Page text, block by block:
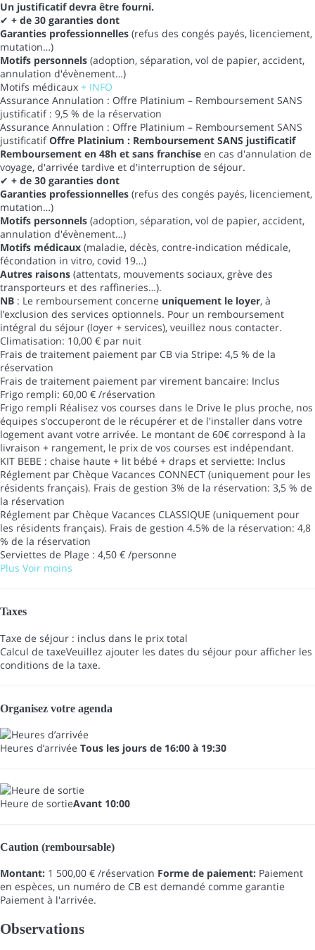
Un justificatif devra être fourni.
✔ + de 30 garanties dont
Garanties professionnelles (refus des congés payés, licenciement,
mutation…)
Motifs personnels (adoption, séparation, vol de papier, accident,
annulation d'évènement…)
Motifs médicaux + INFO
Assurance Annulation : Offre Platinium – Remboursement SANS
justificatif : 9,5 % de la réservation
Assurance Annulation : Offre Platinium – Remboursement SANS
justificatifOffre Platinium : Remboursement SANS justificatif
Remboursement en 48h et sans franchise en cas d'annulation de
voyage, d'arrivée tardive et d'interruption de séjour.
✔ + de 30 garanties dont
Garanties professionnelles (refus des congés payés, licenciement,
mutation…)
Motifs personnels (adoption, séparation, vol de papier, accident,
annulation d'évènement…)
Motifs médicaux (maladie, décès, contre-indication médicale,
fécondation in vitro, covid 19…)
Autres raisons (attentats, mouvements sociaux, grève des
transporteurs et des raffineries…).
NB : Le remboursement concerne uniquement le loyer, à
l’exclusion des services optionnels. Pour un remboursement
intégral du séjour (loyer + services), veuillez nous contacter.
Climatisation: 10,00 € par nuit
Frais de traitement paiement par CB via Stripe: 4,5 % de la
réservation
Frais de traitement paiement par virement bancaire: Inclus
Frigo rempli: 60,00 € /réservation
Frigo rempli Réalisez vos courses dans le Drive le plus proche, nos
équipes s’occuperont de le récupérer et de l'installer dans votre
logement avant votre arrivée. Le montant de 60€ correspond à la
livraison + rangement, le prix de vos courses est indépendant.
KIT BEBE : chaise haute + lit bébé + draps et serviette: Inclus
Réglement par Chèque Vacances CONNECT (uniquement pour les
résidents français). Frais de gestion 3% de la réservation: 3,5 % de
la réservation
Réglement par Chèque Vacances CLASSIQUE (uniquement pour
les résidents français). Frais de gestion 4.5% de la réservation: 4,8
% de la réservation
Serviettes de Plage : 4,50 € /personne
Plus Voir moins
Taxes
Taxe de séjour : inclus dans le prix total
Calcul de taxeVeuillez ajouter les dates du séjour pour afficher les
conditions de la taxe.
Organisez votre agenda
Heures d’arrivée Tous les jours de 16:00 à 19:30
Heure de sortieAvant 10:00
Caution (remboursable)
Montant: 1 500,00 € /réservation Forme de paiement: Paiement
en espèces, un numéro de CB est demandé comme garantie
Paiement à l'arrivée.
Observations